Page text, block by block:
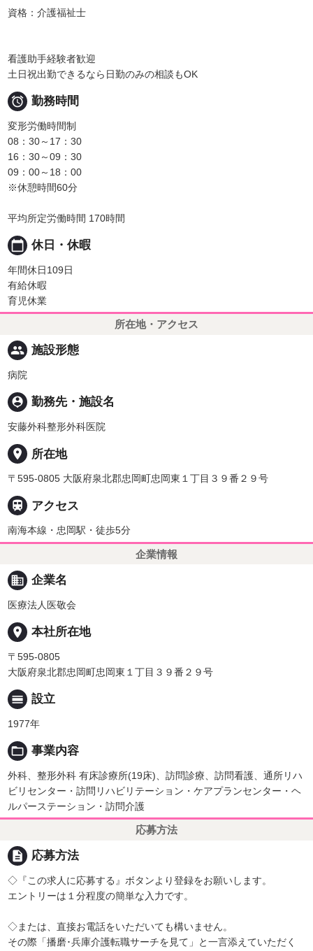
資格：介護福祉士
看護助手経験者歓迎
土日祝出勤できるなら日勤のみの相談もOK
 勤務時間
変形労働時間制
08：30～17：30
16：30～09：30
09：00～18：00
※休憩時間60分
平均所定労働時間 170時間
calendar_today 休日・休暇
年間休日109日
有給休暇
育児休業
所在地・アクセス
people 施設形態
病院
person_pin 勤務先・施設名
安藤外科整形外科医院
place 所在地
〒595-0805 大阪府泉北郡忠岡町忠岡東１丁目３９番２９号
 アクセス
南海本線・忠岡駅・徒歩5分
企業情報
business 企業名
医療法人医敬会
place 本社所在地
〒595-0805
大阪府泉北郡忠岡町忠岡東１丁目３９番２９号
calendar_view_day 設立
1977年
folder_open 事業内容
外科、整形外科 有床診療所(19床)、訪問診療、訪問看護、通所リハ
ビリセンター・訪問リハビリテーション・ケアプランセンター・ヘ
ルパーステーション・訪問介護
応募方法
description 応募方法
◇『この求人に応募する』ボタンより登録をお願いします。
エントリーは１分程度の簡単な入力です。
◇または、直接お電話をいただいても構いません。
その際「播磨･兵庫介護転職サーチを見て」と一言添えていただく